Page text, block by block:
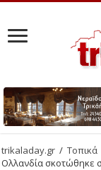
trikaladay.gr / Τοπικά
Ολλανδία σκοτώθηκε